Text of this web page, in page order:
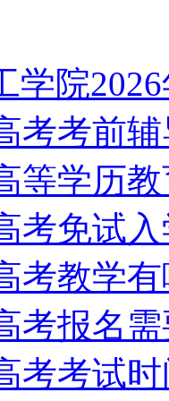
学院
考考前
等学历
考免试
考教学
考报名
考考试